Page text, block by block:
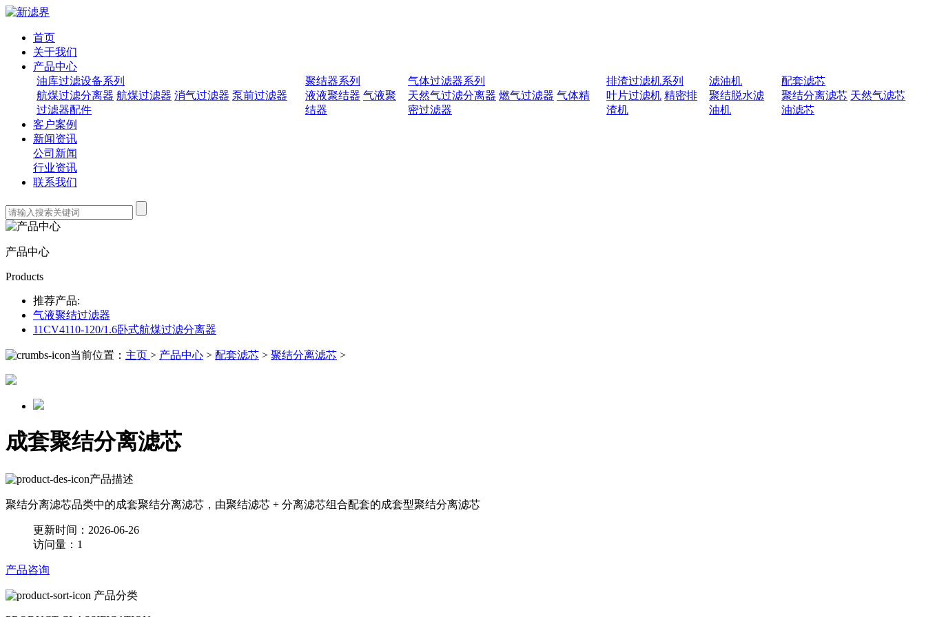
首页
关于我们
产品中心
油库过滤设备系列
航煤过滤分离器 航煤过滤器 消气过滤器 泵前过滤器
过滤器配件
聚结器系列
液液聚结器 气液聚
结器
气体过滤器系列
天然气过滤分离器 燃气过滤器 气体精
密过滤器
排渣过滤机系列
叶片过滤机 精密排
渣机
滤油机
聚结脱水滤
油机
配套滤芯
聚结分离滤芯 天然气滤芯
油滤芯
客户案例
新闻资讯
公司新闻
行业资讯
联系我们
产品中心
Products
推荐产品:
气液聚结过滤器
11CV4110-120/1.6卧式航煤过滤分离器
当前位置： 主页 > 产品中心 > 配套滤芯 > 聚结分离滤芯 >
成套聚结分离滤芯
产品描述
聚结分离滤芯品类中的成套聚结分离滤芯，由聚结滤芯 + 分离滤芯组合配套的成套型聚结分离滤芯
更新时间：2026-06-26
访问量：1
产品咨询
产品分类